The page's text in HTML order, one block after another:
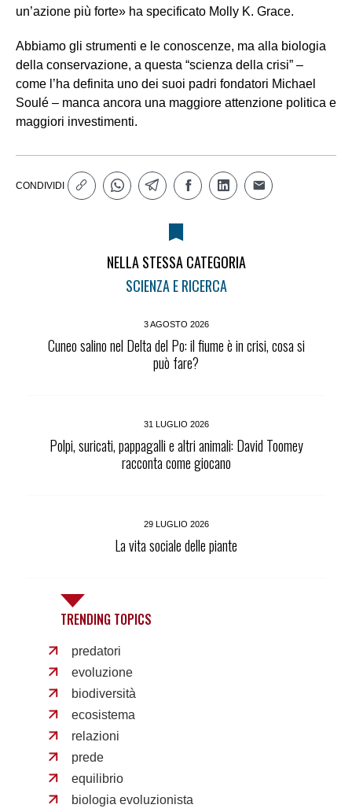
un’azione più forte» ha specificato Molly K. Grace.
Abbiamo gli strumenti e le conoscenze, ma alla biologia
della conservazione, a questa “scienza della crisi” –
come l’ha definita uno dei suoi padri fondatori Michael
Soulé – manca ancora una maggiore attenzione politica e
maggiori investimenti.
CONDIVIDI
NELLA STESSA CATEGORIA
SCIENZA E RICERCA
3 AGOSTO 2026
Cuneo salino nel Delta del Po: il fiume è in crisi, cosa si
può fare?
31 LUGLIO 2026
Polpi, suricati, pappagalli e altri animali: David Toomey
racconta come giocano
29 LUGLIO 2026
La vita sociale delle piante
TRENDING TOPICS
predatori
evoluzione
biodiversità
ecosistema
relazioni
prede
equilibrio
biologia evoluzionista